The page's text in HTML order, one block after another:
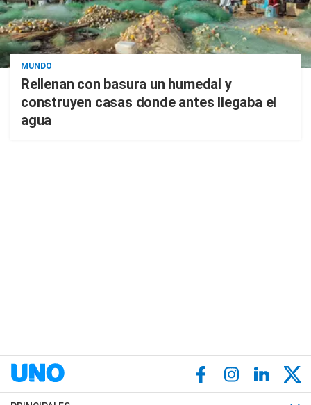
MUNDO
Rellenan con basura un humedal y
construyen casas donde antes llegaba el
agua